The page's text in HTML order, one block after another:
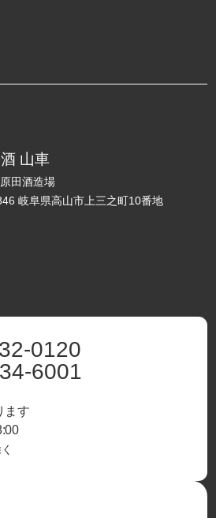
山車
田酒造場
岐阜県高山市上三之町10番地
0120
6001
ます